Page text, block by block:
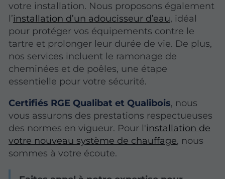
votre installation. Nous proposons également
l’installation d’un adoucisseur d’eau, idéal
pour protéger vos équipements contre le
tartre et prolonger leur durée de vie. De plus,
nos services incluent le ramonage de
cheminées et de poêles, une étape
essentielle pour votre sécurité.
Certifiés RGE Qualibat et Qualibois, nous
vous assurons des prestations respectueuses
des normes en vigueur. Pour l'installation de
votre nouveau système de chauffage, nous
sommes à votre écoute.